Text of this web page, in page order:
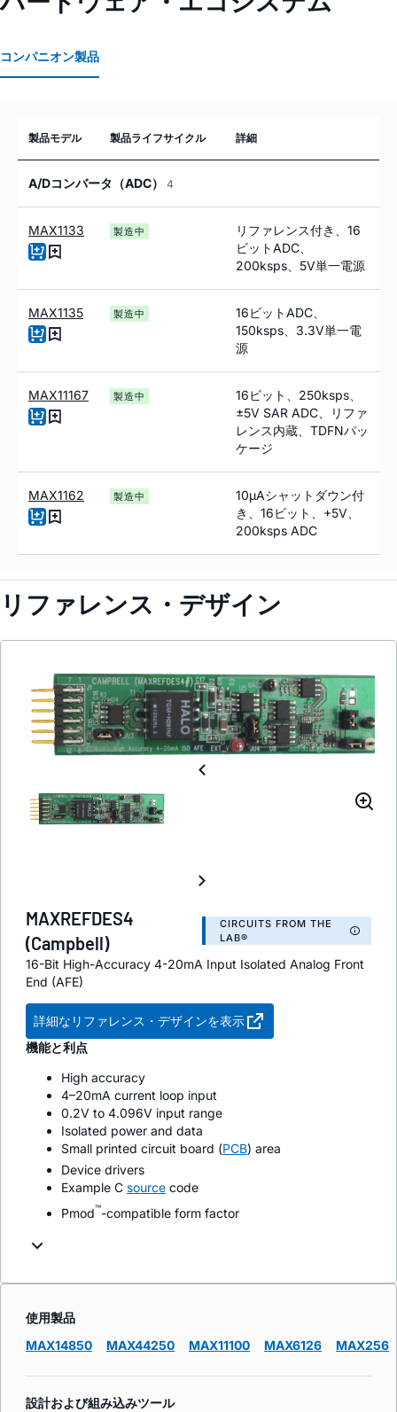
コンパニオン製品
製品モデル 製品ライフサイクル 詳細
A/Dコンバータ（ADC） 4
MAX1133 製造中
リファレンス付き、16
ビットADC、
200ksps、5V単一電源
MAX1135 製造中
16ビットADC、
150ksps、3.3V単一電
源
MAX11167 製造中
16ビット、250ksps、
±5V SAR ADC、リファ
レンス内蔵、TDFNパッ
ケージ
MAX1162 製造中
10µAシャットダウン付
き、16ビット、+5V、
200ksps ADC
リファレンス・デザイン
MAXREFDES4
(Campbell)
CIRCUITS FROM THE
LAB®
16-Bit High-Accuracy 4-20mA Input Isolated Analog Front
End (AFE)
詳細なリファレンス・デザインを表示
機能と利点
High accuracy
4–20mA current loop input
0.2V to 4.096V input range
Isolated power and data
Small printed circuit board (PCB) area
Device drivers
Example C source code
Pmod™-compatible form factor
使用製品
MAX14850
MAX44250 MAX11100 MAX6126 MAX256
設計および組み込みツール